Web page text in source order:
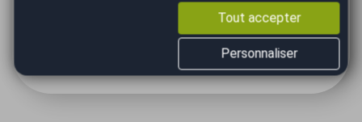
N’attendez plus pour réaliser votre estimation gratuite.
La reprise d’une voiture à Le Relecq-Kerhuon n’a jamais
Tout accepter
Personnaliser